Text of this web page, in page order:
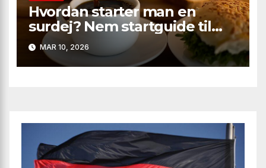
Hvordan starter man en
surdej? Nem startguide til
boblende, aromatisk brød
MAR 10, 2026